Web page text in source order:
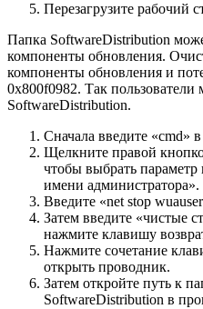
Перезагрузите рабочий
Папка SoftwareDistribution
компоненты обновления.
компоненты обновления и
0x800f0982. Так пользователи
SoftwareDistribution.
Сначала введите «cmd»
Щелкните правой
чтобы выбрать
имени администратора».
Введите «net stop
Затем введите «чистые
нажмите клавишу
Нажмите сочетание
открыть проводник.
Затем откройте путь к
SoftwareDistribution в